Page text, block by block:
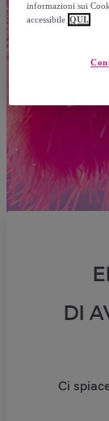
DI
Ci
informazioni sui
accessibile QUI.